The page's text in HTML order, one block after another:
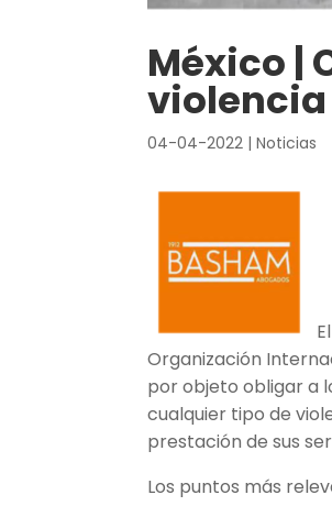
México |
04-04-2022 |Noticias
Organización
por objeto obligar a
cualquier tipo de
prestación de sus
Los puntos más